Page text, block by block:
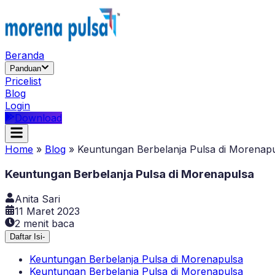
Beranda
Panduan
Pricelist
Blog
Login
Download
Home » Blog » Keuntungan Berbelanja Pulsa di
Keuntungan Berbelanja Pulsa di Morenapulsa
Anita Sari
11 Maret 2023
2 menit baca
Daftar Isi-
Keuntungan Berbelanja Pulsa di Morenapulsa
Keuntungan Berbelanja Pulsa di Morenapulsa